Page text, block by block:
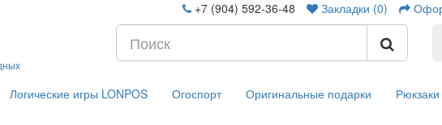
+7 (904) 592-36-48 Закладки (0)
Логические игры LONPOS Огоспорт Оригинальные подарки